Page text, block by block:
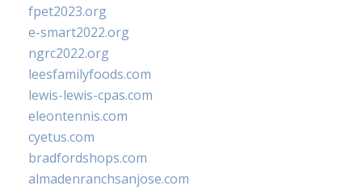
fpet2023.org
e-smart2022.org
ngrc2022.org
leesfamilyfoods.com
lewis-lewis-cpas.com
eleontennis.com
cyetus.com
bradfordshops.com
almadenranchsanjose.com